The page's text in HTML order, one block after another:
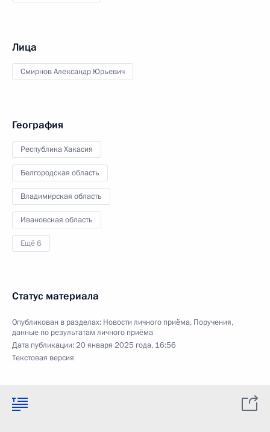
Лица
Смирнов Александр Юрьевич
География
Республика Хакасия
Белгородская область
Владимирская область
Ивановская область
Ещё 6
Статус материала
Опубликован в разделах: Новости личного приёма, Поручения,
данные по результатам личного приёма
Дата публикации:20 января 2025 года, 16:56
Текстовая версия